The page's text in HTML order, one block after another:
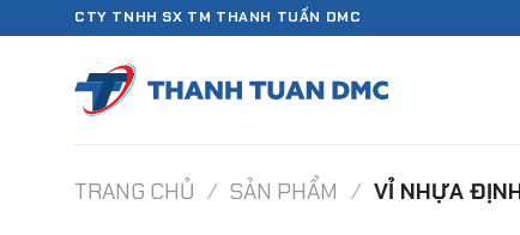
đến
CTY TNHH SX TM THANH TUẤN DMC
TRANG CHỦ / SẢN PHẨM / VỈ NHỰA